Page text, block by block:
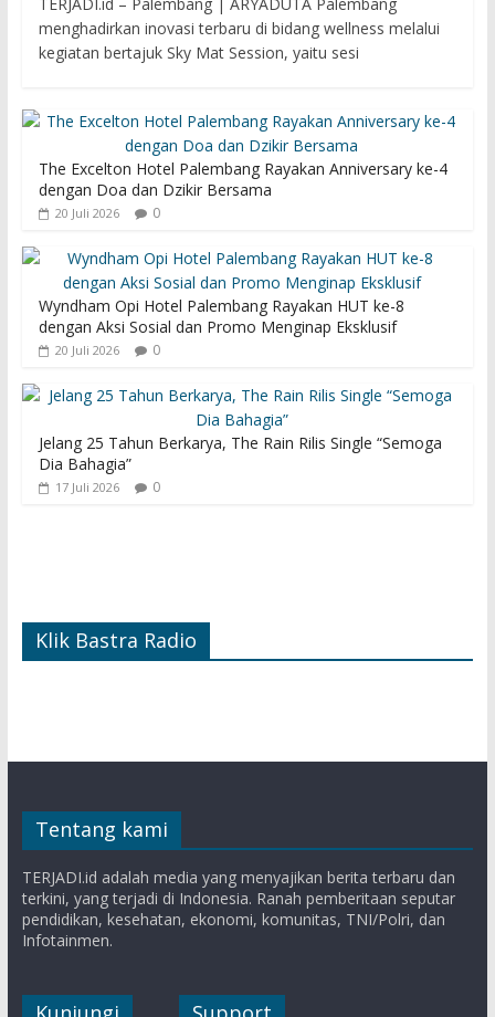
menghadirkan inovasi terbaru di bidang wellness melalui
kegiatan bertajuk Sky Mat Session, yaitu sesi
The Excelton Hotel Palembang Rayakan Anniversary ke-4
dengan Doa dan Dzikir Bersama
20 Juli 2026 0
Wyndham Opi Hotel Palembang Rayakan HUT ke-8
dengan Aksi Sosial dan Promo Menginap Eksklusif
20 Juli 2026 0
Jelang 25 Tahun Berkarya, The Rain Rilis Single “Semoga
Dia Bahagia”
17 Juli 2026 0
Klik Bastra Radio
Tentang kami
TERJADI.id adalah media yang menyajikan berita terbaru dan
terkini, yang terjadi di Indonesia. Ranah pemberitaan seputar
pendidikan, kesehatan, ekonomi, komunitas, TNI/Polri, dan
Infotainmen.